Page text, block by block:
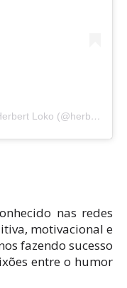
Uma publicação compartilhada por Herbert Loko (@herbertloko)
nas redes
motivacional e
fazendo sucesso
entre o humor